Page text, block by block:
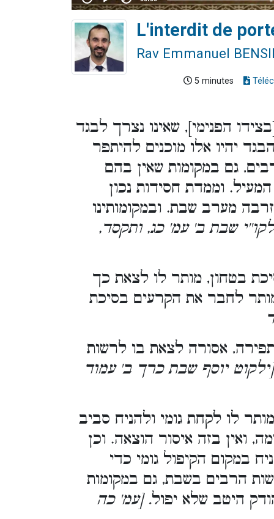
L'interdit de
Rav Emmanuel
5 minutes
הפנימי], שאינו נצרך לבגד
יהיו אלו מוכנים להיתפר
גם במקומות שאין בהם
וממדת חסידות נכון
מערב שבת. ובמקומותינו
שבת ב' עמ' כג, ותקסד,
בטחון, מותר לו לצאת כך
לחבר את הקרעים בסיכת
אסורה לצאת בו לרשות
יוסף שבת כרך ב' עמוד
לו לקחת גומי ולהניח סביב
ואין בזה איסור הוצאה. וכן
במקום הקיפול גומי כדי
הרבים בשבת, גם במקומות
היטב שלא יפול. [עמ' כה